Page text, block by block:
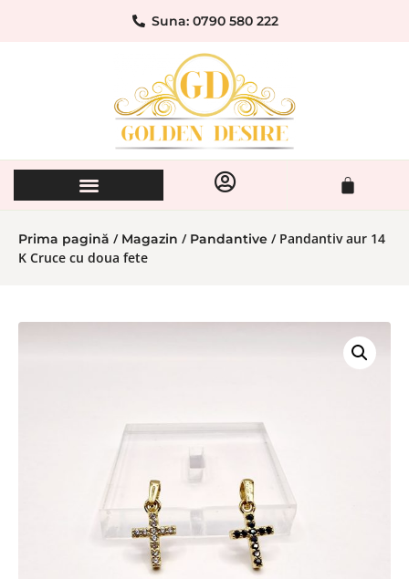
Suna: 0790 580 222
Prima pagină / Magazin / Pandantive / Pandantiv aur 14
K Cruce cu doua fete